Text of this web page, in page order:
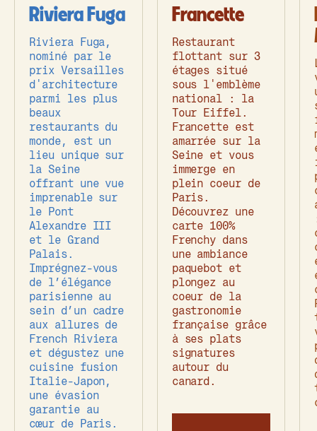
Riviera Fuga
Riviera Fuga,
nominé par le
prix Versailles
d'architecture
parmi les plus
beaux
restaurants du
monde, est un
lieu unique sur
la Seine
offrant une vue
imprenable sur
le Pont
Alexandre III
et le Grand
Palais.
Imprégnez-vous
de l’élégance
parisienne au
sein d’un cadre
aux allures de
French Riviera
et dégustez une
cuisine fusion
Italie-Japon,
une évasion
garantie au
cœur de Paris.
Francette
Restaurant
flottant sur 3
étages situé
sous l'emblème
national : la
Tour Eiffel.
Francette est
amarrée sur la
Seine et vous
immerge en
plein coeur de
Paris.
Découvrez une
carte 100%
Frenchy dans
une ambiance
paquebot et
plongez au
coeur de la
gastronomie
française grâce
à ses plats
signatures
autour du
canard.